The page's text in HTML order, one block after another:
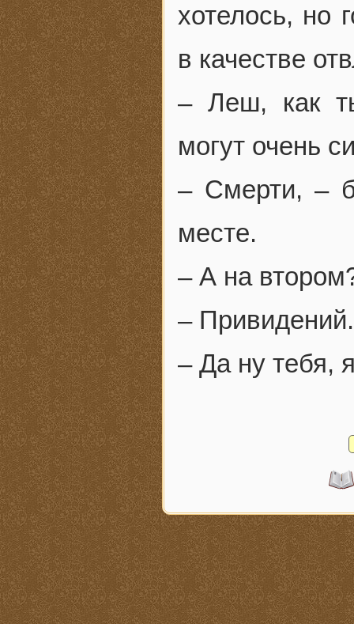
хотелось, но
в качестве
– Леш, как
могут очень
– Смерти, –
месте.
– А на
– Привидений.
– Да ну тебя,